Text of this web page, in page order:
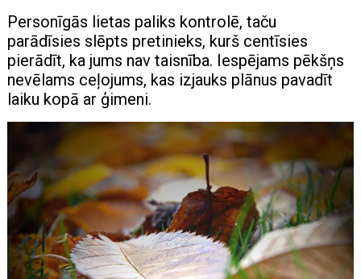
Personīgās lietas paliks kontrolē, taču
parādīsies slēpts pretinieks, kurš centīsies
pierādīt, ka jums nav taisnība. Iespējams pēkšņs
nevēlams ceļojums, kas izjauks plānus pavadīt
laiku kopā ar ģimeni.